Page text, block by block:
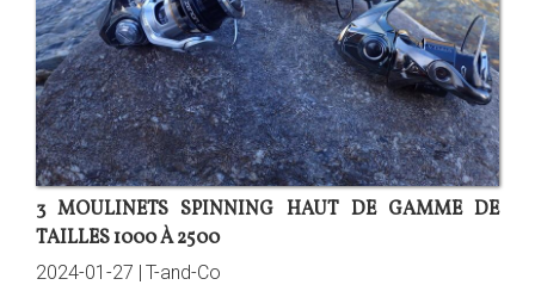
3 MOULINETS SPINNING HAUT DE GAMME DE
TAILLES 1000 À 2500
2024-01-27 | T-and-Co